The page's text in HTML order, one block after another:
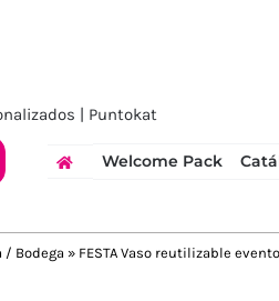
| Puntokat
Welcome Pack
/ Bodega » FESTA Vaso reutilizable